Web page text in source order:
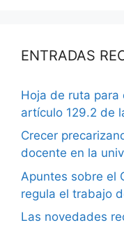
ENTRADAS
Hoja de ruta
artículo 129.2 de
Crecer
docente en la
Apuntes sobre el
regula el trabajo
Las novedades